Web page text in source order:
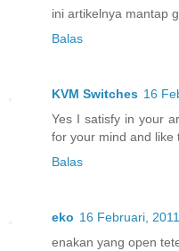
ini artikelnya mantap
Balas
KVM Switches 16
Yes I satisfy in your
for your mind and like
Balas
eko 16 Februari,
enakan yang open